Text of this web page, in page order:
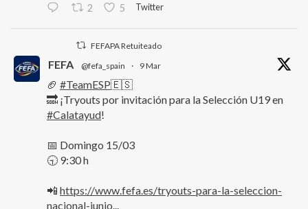
2 5 Twitter
FEFAPA Retuiteado
FEFA @fefa_spain · 9 Mar
🏈 #TeamESP🇪🇸
🔜 ¡Tryouts por invitación para la Selección U19 en
#Calatayud!
📅 Domingo 15/03
🕤 9:30 h
📲 https://www.fefa.es/tryouts-para-la-seleccion-
nacional-junio...